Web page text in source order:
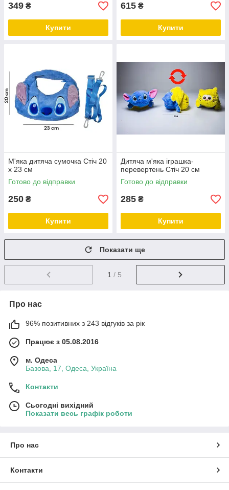
349 ₴
Купити
615 ₴
Купити
М'яка дитяча сумочка Стіч 20
х 23 см
Готово до відправки
250 ₴
Купити
Дитяча м'яка іграшка-
перевертень Стіч 20 см
Готово до відправки
285 ₴
Купити
Показати ще
1 / 5
Про нас
96% позитивних з 243 відгуків за рік
Працює з 05.08.2016
м. Одеса
Базова, 17, Одеса, Україна
Контакти
Сьогодні вихідний
Показати весь графік роботи
Про нас
Контакти